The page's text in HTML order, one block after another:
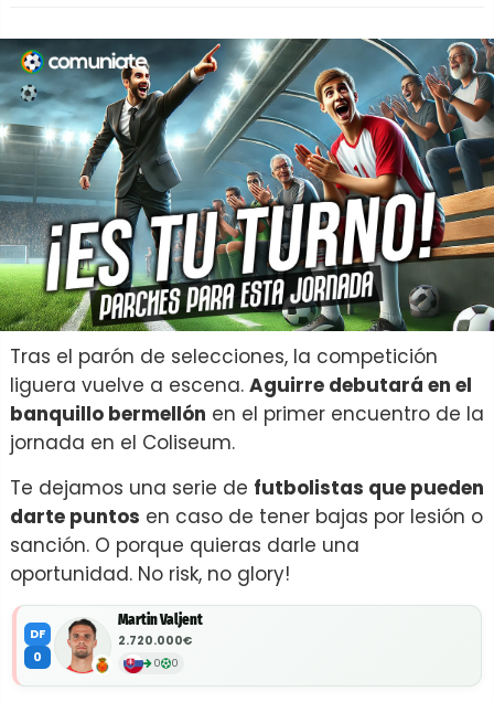
Tras el parón de selecciones, la competición
liguera vuelve a escena. Aguirre debutará en el
banquillo bermellón en el primer encuentro de la
jornada en el Coliseum.
Te dejamos una serie de futbolistas que pueden
darte puntos en caso de tener bajas por lesión o
sanción. O porque quieras darle una
oportunidad. No risk, no glory!
DF
0
Martin Valjent
2.720.000€
0 0